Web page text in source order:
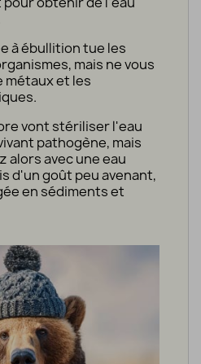
à ébullitiontue les
mais nevous
métauxet les
.
vont stériliser l'eau
pathogène, mais
alors avec une eau
d'un goût peu avenant,
en sédiments et